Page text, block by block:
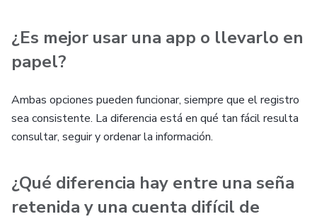
¿Es mejor usar una app o llevarlo en
papel?
Ambas opciones pueden funcionar, siempre que el registro
sea consistente. La diferencia está en qué tan fácil resulta
consultar, seguir y ordenar la información.
¿Qué diferencia hay entre una seña
retenida y una cuenta difícil de